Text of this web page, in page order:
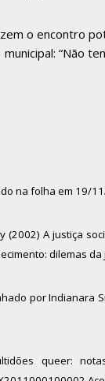
o encontro
municipal:
na folha em 19/
(2002) A justiça
dilemas
por Indianara
queer: